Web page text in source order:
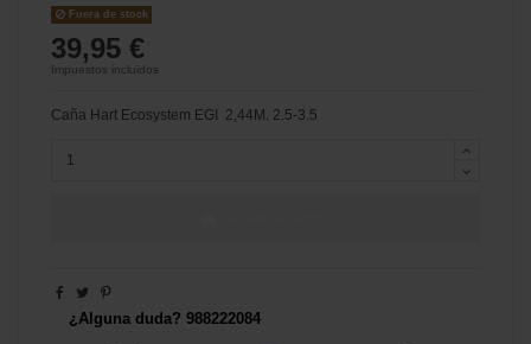
Fuera de stock
39,95 €
Impuestos incluidos
Caña Hart Ecosystem EGI 2,44M. 2.5-3.5
¿Alguna duda? 988222084